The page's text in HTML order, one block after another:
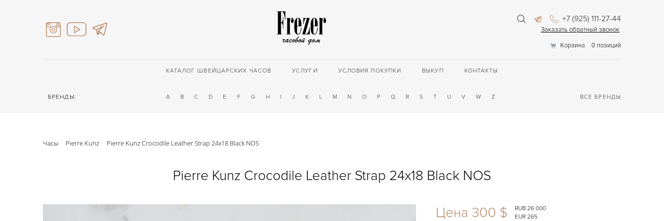
+7 (925) 111-27-44
Заказать обратный звонок
Корзина
0 позиций
КАТАЛОГ ШВЕЙЦАРСКИХ ЧАСОВ УСЛУГИ УСЛОВИЯ ПОКУПКИ ВЫКУП КОНТАКТЫ
БРЕНДЫ: A B C D E F G H I J K L M N O P Q R S T U V W Z ВСЕ БРЕНДЫ
Часы Pierre Kunz Pierre Kunz Crocodile Leather Strap 24x18 Black NOS
Pierre Kunz Crocodile Leather Strap 24x18 Black NOS
Цена 300 $
RUB 26 000
EUR 265